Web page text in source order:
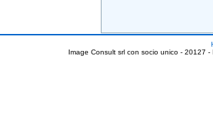
Image Consult srl con socio unico - 20127